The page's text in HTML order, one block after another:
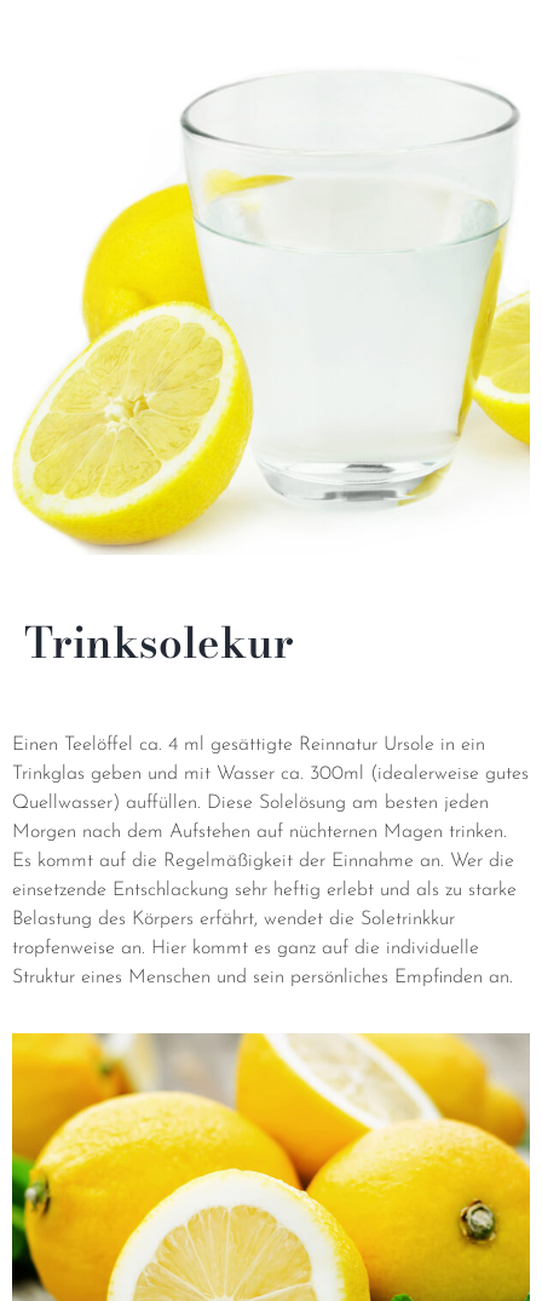
Trinksolekur
Einen Teelöffel ca. 4 ml gesättigte Reinnatur Ursole in ein
Trinkglas geben und mit Wasser ca. 300ml (idealerweise gutes
Quellwasser) auffüllen. Diese Solelösung am besten jeden
Morgen nach dem Aufstehen auf nüchternen Magen trinken.
Es kommt auf die Regelmäßigkeit der Einnahme an. Wer die
einsetzende Entschlackung sehr heftig erlebt und als zu starke
Belastung des Körpers erfährt, wendet die Soletrinkkur
tropfenweise an. Hier kommt es ganz auf die individuelle
Struktur eines Menschen und sein persönliches Empfinden an.